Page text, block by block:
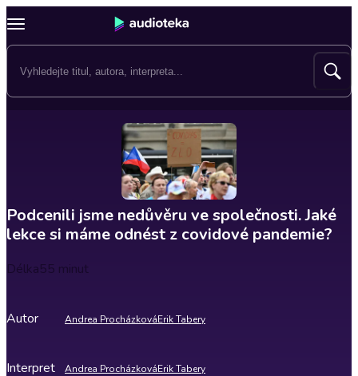
Podcenili jsme nedůvěru ve společnosti. Jaké
lekce si máme odnést z covidové pandemie?
Délka55 minut
Autor Andrea ProcházkováErik Tabery
Interpret Andrea ProcházkováErik Tabery